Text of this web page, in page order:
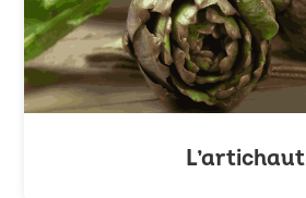
L’artichaut